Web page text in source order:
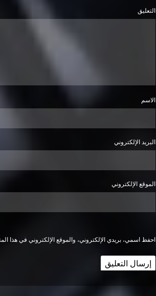
التعليق
الاسم
البريد الإلكتروني
الموقع الإلكتروني
احفظ اسمي، بريدي الإلكتروني، والموقع الإلكتروني في هذا